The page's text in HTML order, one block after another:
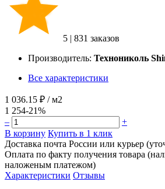
5 | 831 заказов
Производитель: Технониколь
Все характеристики
1 036.15 ₽ / м2
1 254-21%
–
+
В корзину Купить в 1 клик
Доставка почта России или курьер
Оплата по факту получения товара
наложеным платежом)
Характеристики Отзывы